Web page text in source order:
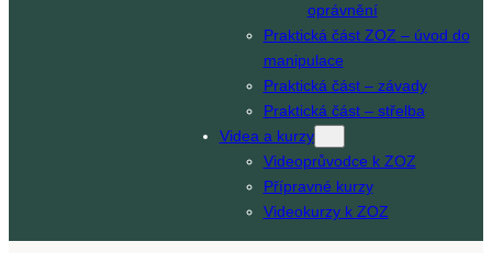
oprávnění
Praktická část ZOZ – úvod do
manipulace
Praktická část – závady
Praktická část – střelba
Videa a kurzy
Videoprůvodce k ZOZ
Přípravné kurzy
Videokurzy k ZOZ